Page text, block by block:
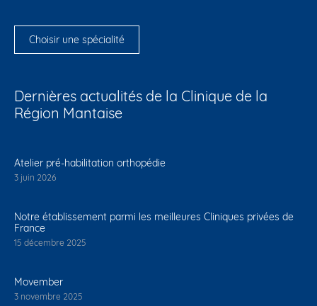
Choisir une spécialité
Dernières actualités de la Clinique de la
Région Mantaise
Atelier pré-habilitation orthopédie
3 juin 2026
Notre établissement parmi les meilleures Cliniques privées de
France
15 décembre 2025
Movember
3 novembre 2025